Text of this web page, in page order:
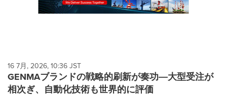
16 7月, 2026, 10:36 JST
GENMAブランドの戦略的刷新が奏功―大型受注が
相次ぎ、自動化技術も世界的に評価